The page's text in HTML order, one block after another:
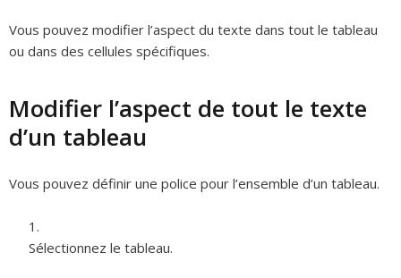
Vous pouvez modifier l’aspect du texte dans tout le tableau
ou dans des cellules spécifiques.
Modifier l’aspect de tout le texte
d’un tableau
Vous pouvez définir une police pour l’ensemble d’un tableau.
Sélectionnez le tableau.